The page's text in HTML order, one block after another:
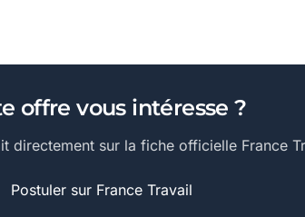
offre vous intéresse ?
directement sur la fiche officielle France
Postuler sur France Travail